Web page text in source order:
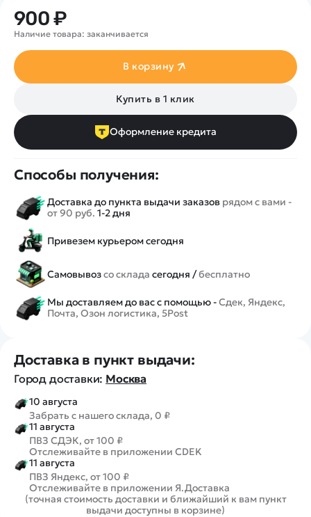
900 ₽
Наличие товара: заканчивается
В корзину
Купить в 1 клик
Оформление кредита
Способы получения:
Доставка до пункта выдачи заказов рядом с вами -
от 90 руб. 1-2 дня
Привезем курьером сегодня
Самовывозсо склада сегодня /бесплатно
Мы доставляем до вас с помощью -Сдек, Яндекс,
Почта, Озон логистика, 5Post
Доставка в пункт выдачи:
Город доставки: Москва
10 августа
Забрать с нашего склада, 0 ₽
11 августа
ПВЗ СДЭК, от 100 ₽
Отслеживайте в приложении CDEK
11 августа
ПВЗ Яндекс, от 100 ₽
Отслеживайте в приложении Я.Доставка
(точная стоимость доставки и ближайший к вам пункт
выдачи доступны в корзине)
Роботы
Самолеты
Сборные модели
Детские электромобили
Железные дороги
Запчасти для моделей
Обзор квадрокоптеров
Аренда Квадрокоптеров
Покупка в кредит
Контакты
Оплата и доставка
Помощь
Отследить заказ
Оплата на сайте